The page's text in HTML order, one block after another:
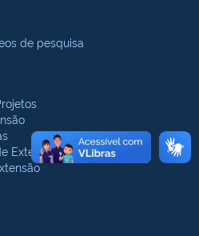
de pesquisa
Extensão